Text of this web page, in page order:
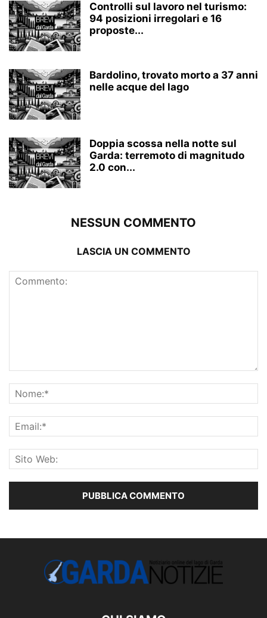
Controlli sul lavoro nel turismo:
94 posizioni irregolari e 16
proposte...
Bardolino, trovato morto a 37 anni
nelle acque del lago
Doppia scossa nella notte sul
Garda: terremoto di magnitudo
2.0 con...
NESSUN COMMENTO
LASCIA UN COMMENTO